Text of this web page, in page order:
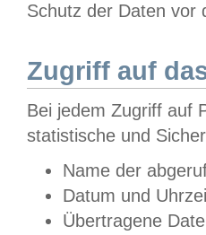
Schutz der Daten vor
Zugriff auf
Bei jedem Zugriff auf
statistische und
Name der
Datum und
Übertragene